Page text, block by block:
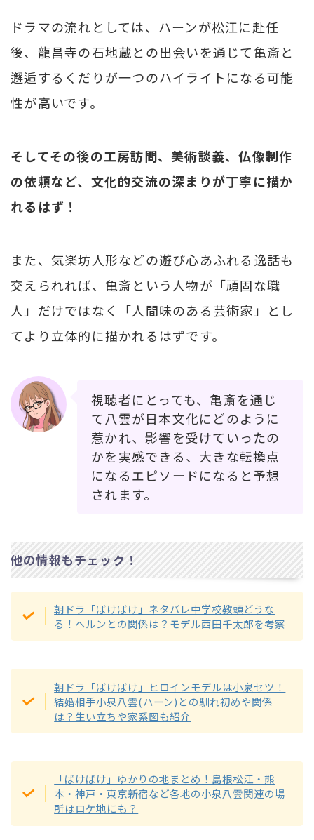
ドラマの流れとしては、ハーンが松江に赴任
後、龍昌寺の石地蔵との出会いを通じて亀斎と
邂逅するくだりが一つのハイライトになる可能
性が高いです。
そしてその後の工房訪問、美術談義、仏像制作
の依頼など、文化的交流の深まりが丁寧に描か
れるはず！
また、気楽坊人形などの遊び心あふれる逸話も
交えられれば、亀斎という人物が「頑固な職
人」だけではなく「人間味のある芸術家」とし
てより立体的に描かれるはずです。
視聴者にとっても、亀斎を通じ
て八雲が日本文化にどのように
惹かれ、影響を受けていったの
かを実感できる、大きな転換点
になるエピソードになると予想
されます。
他の情報もチェック！
朝ドラ「ばけばけ」ネタバレ中学校教頭どうな
る！ヘルンとの関係は？モデル西田千太郎を考察
朝ドラ「ばけばけ」ヒロインモデルは小泉セツ！
結婚相手小泉八雲(ハーン)との馴れ初めや関係
は？生い立ちや家系図も紹介
「ばけばけ」ゆかりの地まとめ！島根松江・熊
本・神戸・東京新宿など各地の小泉八雲関連の場
所はロケ地にも？